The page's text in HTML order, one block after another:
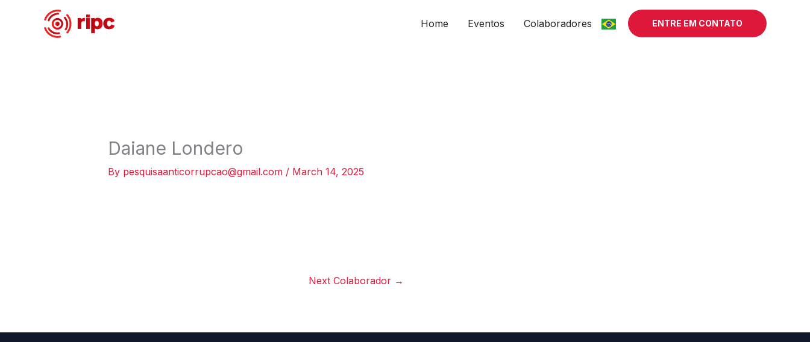
Home Eventos Colaboradores ENTRE EM CONTATO
Daiane Londero
By pesquisaanticorrupcao@gmail.com / March 14, 2025
Next Colaborador →